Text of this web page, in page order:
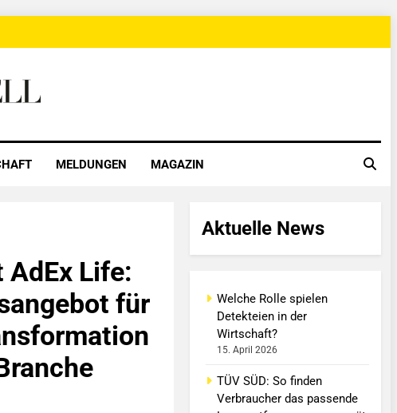
MELDUNGEN MAGAZIN
Life:
für
Aktuelle News
Welche Rolle spielen
Detekteien in der
Wirtschaft?
15. April 2026
TÜV SÜD: So finden
Verbraucher das passende